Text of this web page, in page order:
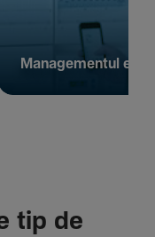
Managementul
tip de